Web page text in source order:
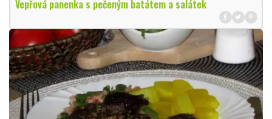
Vepřová panenka s pečeným batátem a salátek